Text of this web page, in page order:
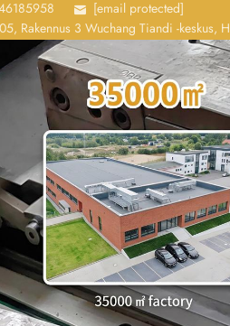
[email protected]
Rakennus 3 Wuchang Tiandi -keskus,